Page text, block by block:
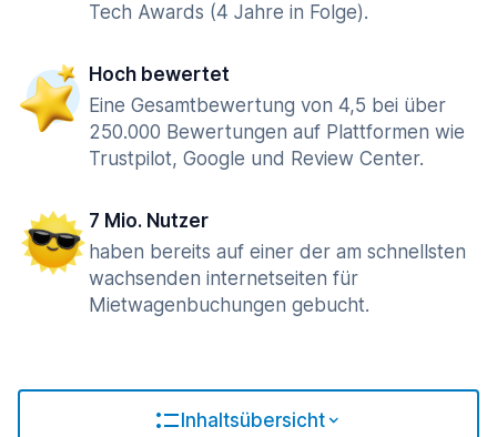
Tech Awards (4 Jahre in Folge).
Hoch bewertet
Eine Gesamtbewertung von 4,5 bei über
250.000 Bewertungen auf Plattformen wie
Trustpilot, Google und Review Center.
7 Mio. Nutzer
haben bereits auf einer der am schnellsten
wachsenden internetseiten für
Mietwagenbuchungen gebucht.
Inhaltsübersicht